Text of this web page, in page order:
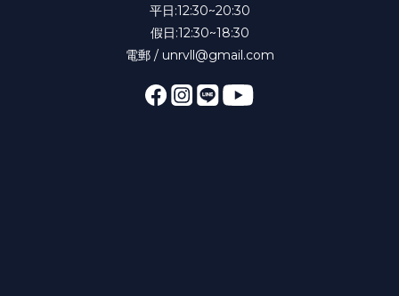
平日:12:30~20:30
假日:12:30~18:30
電郵 / unrvll@gmail.com